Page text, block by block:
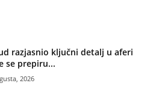
razjasnio ključni detalj u aferi
se prepiru...
2026